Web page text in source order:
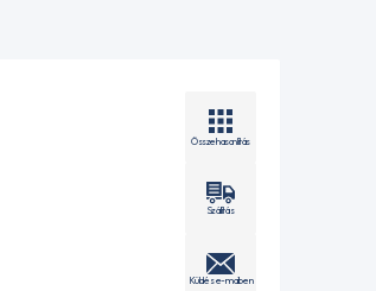
Összehasonlítás
Szállítás
Küldés e-mailben